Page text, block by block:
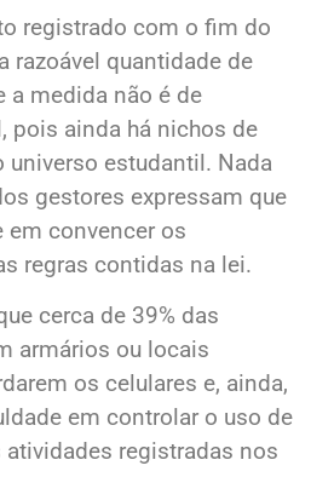
registrado com o fim do
razoável quantidade de
a medida não é de
pois ainda há nichos de
estudantil. Nada
gestores expressam que
convencer os
regras contidas na lei.
cerca de 39% das
armários ou locais
os celulares e, ainda,
em controlar o uso de
atividades registradas nos